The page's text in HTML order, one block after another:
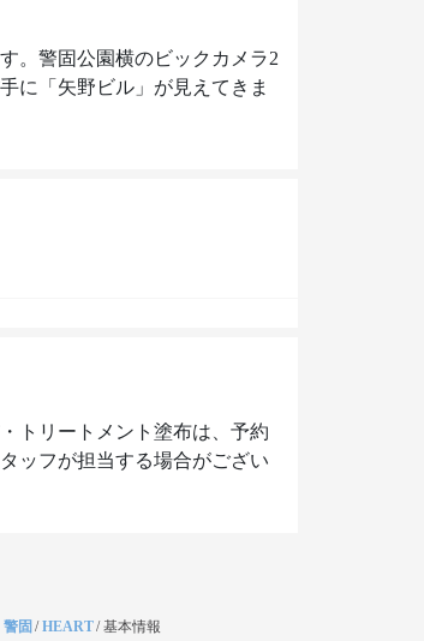
。警固公園横のビックカメラ2
に「矢野ビル」が見えてきま
トリートメント塗布は、予約
ッフが担当する場合がござい
固 /HEART/基本情報